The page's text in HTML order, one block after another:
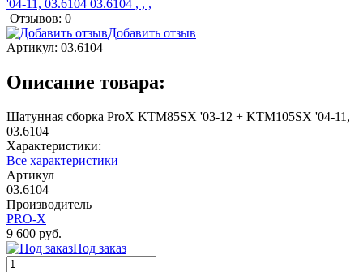
Отзывов: 0
Добавить отзыв
Артикул: 03.6104
Описание товара:
Шатунная сборка ProX KTM85SX '03-12 + KTM105SX '04-11,
03.6104
Характеристики:
Все характеристики
Артикул
03.6104
Производитель
PRO-X
9 600 руб.
Под заказ